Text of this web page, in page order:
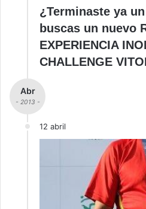
¿Terminaste ya
buscas un nuevo
EXPERIENCIA
CHALLENGE
Abr
- 2013 -
12 abril